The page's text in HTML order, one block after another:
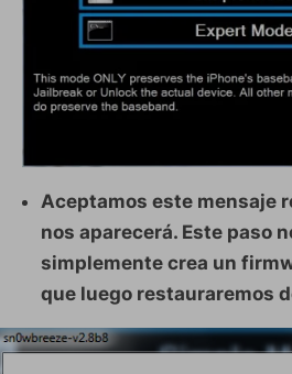
Aceptamos este mensaje
nos aparecerá. Este paso
simplemente crea un
que luego restauraremos